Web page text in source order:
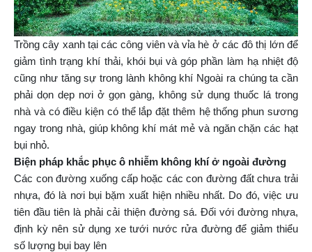
Trồng cây xanh tại các công viên và vỉa hè ở các đô thị lớn để
giảm tình trạng khí thải, khói bụi và góp phần làm hạ nhiệt độ
cũng như tăng sự trong lành không khí Ngoài ra chúng ta cần
phải dọn dẹp nơi ở gọn gàng, không sử dụng thuốc lá trong
nhà và có điều kiện có thể lắp đặt thêm hệ thống phun sương
ngay trong nhà, giúp không khí mát mẻ và ngăn chặn các hạt
bụi nhỏ.
Biện pháp khắc phục ô nhiễm không khí ở ngoài đường
Các con đường xuống cấp hoặc các con đường đất chưa trải
nhựa, đó là nơi bụi bặm xuất hiện nhiều nhất. Do đó, việc ưu
tiên đầu tiên là phải cải thiện đường sá. Đối với đường nhựa,
định kỳ nên sử dụng xe tưới nước rửa đường để giảm thiểu
số lượng bụi bay lên